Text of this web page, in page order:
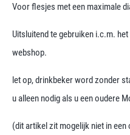
Voor flesjes met een maximale
Uitsluitend te gebruiken i.c.m.
webshop.
let op, drinkbeker word zonder
u alleen nodig als u een oudere
(dit artikel zit mogelijk niet in